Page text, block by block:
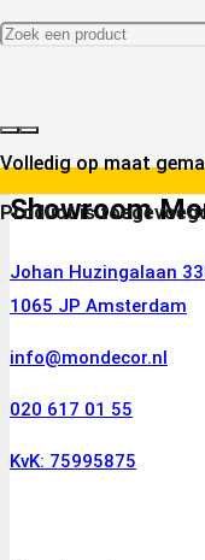
Productis
Volledig op maat
Showroom
Johan Huzingalaan
1065 JP Amsterdam
info@mondecor.nl
020 617 01 55
KvK: 75995875